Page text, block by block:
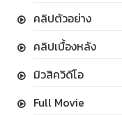
คลิปตัวอย่าง
คลิปเบื้องหลัง
มิวสิควิดีโอ
Full Movie